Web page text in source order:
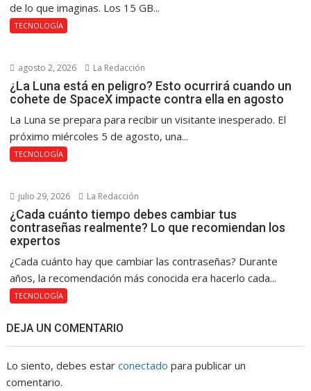
de lo que imaginas. Los 15 GB...
TECNOLOGÍA
agosto 2, 2026 La Redacción
¿La Luna está en peligro? Esto ocurrirá cuando un
cohete de SpaceX impacte contra ella en agosto
La Luna se prepara para recibir un visitante inesperado. El
próximo miércoles 5 de agosto, una...
TECNOLOGÍA
julio 29, 2026 La Redacción
¿Cada cuánto tiempo debes cambiar tus
contraseñas realmente? Lo que recomiendan los
expertos
¿Cada cuánto hay que cambiar las contraseñas? Durante
años, la recomendación más conocida era hacerlo cada...
TECNOLOGÍA
DEJA UN COMENTARIO
Lo siento, debes estarconectado para publicar un
comentario.